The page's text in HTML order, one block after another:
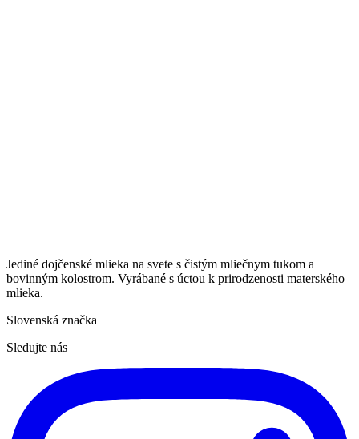
Jediné dojčenské mlieka na svete s čistým mliečnym tukom a
bovinným kolostrom. Vyrábané s úctou k prirodzenosti materského
mlieka.
Slovenská značka
Sledujte nás